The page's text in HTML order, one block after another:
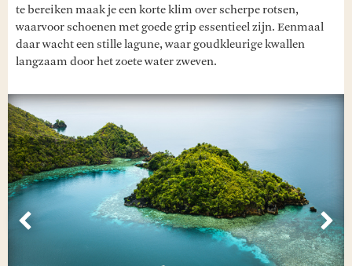
te bereiken maak je een korte klim over scherpe rotsen,
waarvoor schoenen met goede grip essentieel zijn. Eenmaal
daar wacht een stille lagune, waar goudkleurige kwallen
langzaam door het zoete water zweven.
Vorige